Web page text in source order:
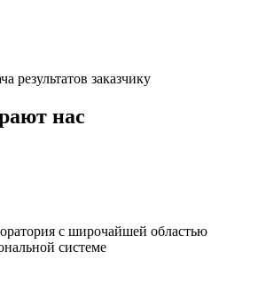
результатов заказчику
нас
с широчайшей областью
системе